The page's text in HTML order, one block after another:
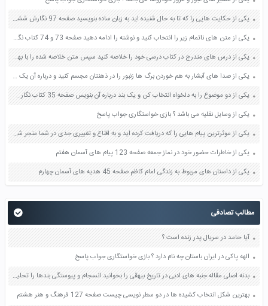
یکی از حکایت هایی را که تا به حال شنیده اید به زبان ساده بنویسید صفحه 97 نگارش ششم دبستان
یکی از متن های ناتمام زیر را انتخاب کنید و نوشته را ادامه دهید صفحه 73 و 74 کتاب نگارش فارسی پنجم دبستان
یکی از درس های مندرج در کتاب درسی خود را خلاصه کنید سپس متن خلاصه شده را با بهره گیری از روش های دسته بندی نمودار جدول نقشه مفهومی نشان دهید صفحه 118 نگارش یازدهم
یکی از صدا های آبشار به هم خوردن برگ ها زنبور را در ذهنتان مجسم کنید و درباره آن یک بند بنویسید صفحه 11 نگارش پنجم
یکی از دو موضوع را به دلخواه انتخاب کن و یک بند درباره آن بنویس صفحه 35 کتاب نگارش فارسی سوم
یکی از وسایل نقلیه می باشد ؟ بازی خواستگاری جواب پاسخ
یکی از موثرترین پیام هایی را که دریافت کرده اید و به اقناع و تغییری جدی در شما منجر شده است برسی کنید و علت این تاثیر گذاری قابل توجه را بنویسید صفحه 52 تفکر و سواد رسانه ای دهم
یکی از خاطرات حضور خود در نماز جمعه صفحه 123 پیام های آسمان هفتم
یکی از داستان های مربوط به زندگی امام کاظم صفحه 45 هدیه های آسمان چهارم
مطالب تصادفی
آیا حامد در سریال پدر زنده است ؟
الهه پاکی در ایران باستان چه نام دارد ؟ بازی خواستگاری جواب پاسخ
بدنه اصلی مقاله جنبه های ادبی در تاریخ بیهقی را بخوانید انسجام و پیوستگی بندها را تحلیل کنید صفحه 87 نگارش دوازدهم
بهترین شکل انتخاب کشیده ها در دو سطر نویسی چیست صفحه 127 فرهنگ و هنر هشتم